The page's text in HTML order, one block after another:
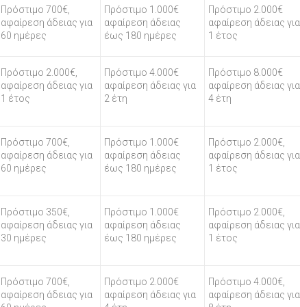
Πρόστιμο 700€,
αφαίρεση άδειας για
60 ημέρες
Πρόστιμο 1.000€
αφαίρεση άδειας
έως 180 ημέρες
Πρόστιμο 2.000€
αφαίρεση άδειας για
1 έτος
Πρόστιμο 2.000€,
αφαίρεση άδειας για
1 έτος
Πρόστιμο 4.000€
αφαίρεση άδειας για
2 έτη
Πρόστιμο 8.000€
αφαίρεση άδειας για
4 έτη
Πρόστιμο 700€,
αφαίρεση άδειας για
60 ημέρες
Πρόστιμο 1.000€
αφαίρεση άδειας
έως 180 ημέρες
Πρόστιμο 2.000€,
αφαίρεση άδειας για
1 έτος
Πρόστιμο 350€,
αφαίρεση άδειας για
30 ημέρες
Πρόστιμο 1.000€
αφαίρεση άδειας
έως 180 ημέρες
Πρόστιμο 2.000€,
αφαίρεση άδειας για
1 έτος
Πρόστιμο 700€,
αφαίρεση άδειας για
Πρόστιμο 2.000€
αφαίρεση άδειας για
Πρόστιμο 4.000€,
αφαίρεση άδειας για